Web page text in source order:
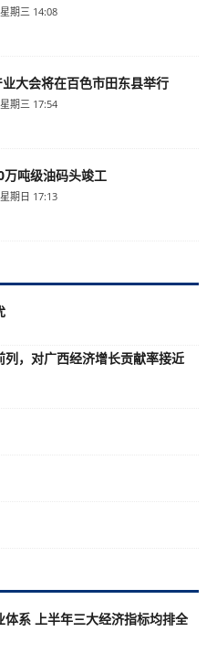
期三 14:08
大会将在百色市田东县举行
期三 17:54
吨级油码头竣工
期日 17:13
，对广西经济增长贡献率接近
系 上半年三大经济指标均排全